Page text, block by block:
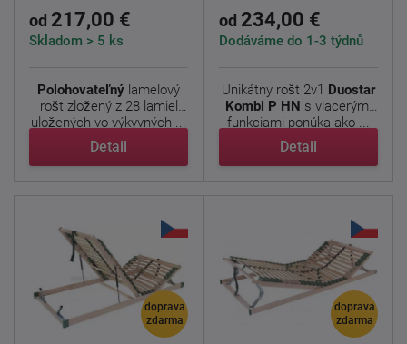
od 217,00 €
Skladom > 5 ks
Polohovateľný lamelový
rošt zložený z 28 lamiel
uložených vo výkyvných ...
Detail
od 234,00 €
Dodáváme do 1-3 týdnů
Unikátny rošt 2v1 Duostar
Kombi P HN s viacerými
funkciami ponúka ako ...
Detail
doprava
zdarma
doprava
zdarma